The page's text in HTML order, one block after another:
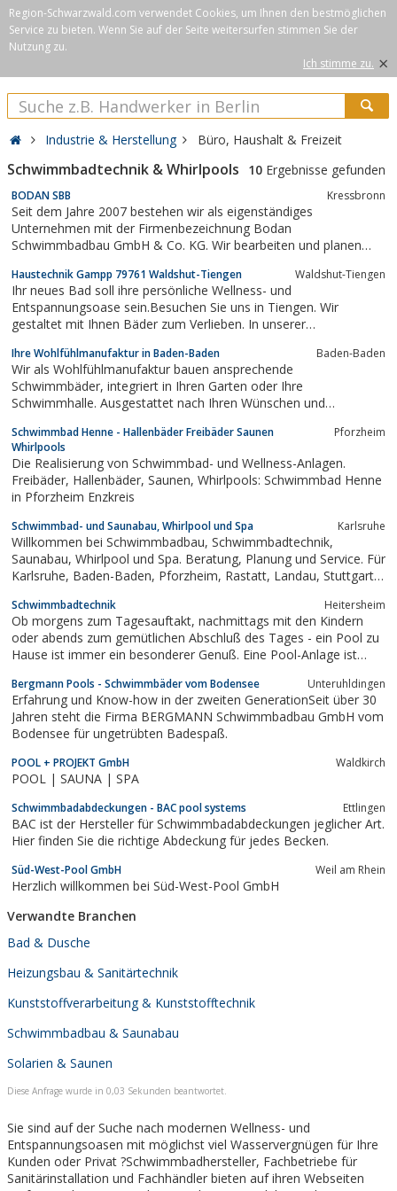
Region-Schwarzwald.com verwendet Cookies, um Ihnen den bestmöglichen
Service zu bieten. Wenn Sie auf der Seite weitersurfen stimmen Sie der
Nutzung zu.
Ich stimme zu. ×
Industrie & Herstellung Büro, Haushalt & Freizeit
Schwimmbadtechnik & Whirlpools 10 Ergebnisse gefunden
BODAN SBB Kressbronn
Seit dem Jahre 2007 bestehen wir als eigenständiges
Unternehmen mit der Firmenbezeichnung Bodan
Schwimmbadbau GmbH & Co. KG. Wir bearbeiten und planen
Haustechnik Gampp 79761 Waldshut-Tiengen Waldshut-Tiengen
Ihr neues Bad soll ihre persönliche Wellness- und
Entspannungsoase sein.Besuchen Sie uns in Tiengen. Wir
gestaltet mit Ihnen Bäder zum Verlieben. In unserer
Ihnen Ihr Traumbad entstehen. Dieses soll speziell auf ihre
Bedürfnisse zugeschnitten und für Ihren Geldbeutel...
Ihre Wohlfühlmanufaktur in Baden-Baden Baden-Baden
Wir als Wohlfühlmanufaktur bauen ansprechende
Schwimmbäder, integriert in Ihren Garten oder Ihre
Schwimmhalle. Ausgestattet nach Ihren Wünschen und
beim Poolbau. Bauen individuelle Saunen deren Gestaltung bei
der Saunaplanung kaum Grenzen gesetzt werden. Wir arbeiten
mit...
Schwimmbad Henne - Hallenbäder Freibäder Saunen
Whirlpools
Pforzheim
Die Realisierung von Schwimmbad- und Wellness-Anlagen.
Freibäder, Hallenbäder, Saunen, Whirlpools: Schwimmbad Henne
in Pforzheim Enzkreis
Schwimmbad- und Saunabau, Whirlpool und Spa Karls­ruhe
Willkommen bei Schwimmbadbau, Schwimmbadtechnik,
Saunabau, Whirlpool und Spa. Beratung, Planung und Service. Für
Karlsruhe, Baden-Baden, Pforzheim, Rastatt, Landau, Stuttgart,
Schwimmbadtechnik Heitersheim
Ob morgens zum Tagesauftakt, nachmittags mit den Kindern
oder abends zum gemütlichen Abschluß des Tages - ein Pool zu
Hause ist immer ein besonderer Genuß. Eine Pool-Anlage ist
ist sie ein wesentlicher Teil des Ambientes.Besonder abends
entfaltet das...
Bergmann Pools - Schwimmbäder vom Bodensee Unteruhldingen
Erfahrung und Know-how in der zweiten GenerationSeit über 30
Jahren steht die Firma BERGMANN Schwimmbadbau GmbH vom
Bodensee für ungetrübten Badespaß.
POOL + PROJEKT GmbH Waldkirch
POOL | SAUNA | SPA
Schwimmbadabdeckungen - BAC pool systems Ettlingen
BAC ist der Hersteller für Schwimmbadabdeckungen jeglicher Art.
Hier finden Sie die richtige Abdeckung für jedes Becken.
Süd-West-Pool GmbH Weil am Rhein
Herzlich willkommen bei Süd-West-Pool GmbH
Verwandte Branchen
Bad & Dusche
Heizungsbau & Sanitärtechnik
Kunststoffverarbeitung & Kunststofftechnik
Schwimmbadbau & Saunabau
Solarien & Saunen
Diese Anfrage wurde in 0,03 Sekunden beantwortet.
Sie sind auf der Suche nach modernen Wellness- und
Entspannungsoasen mit möglichst viel Wasservergnügen für Ihre
Kunden oder Privat ?Schwimmbadhersteller, Fachbetriebe für
Sanitärinstallation und Fachhändler bieten auf ihren Webseiten